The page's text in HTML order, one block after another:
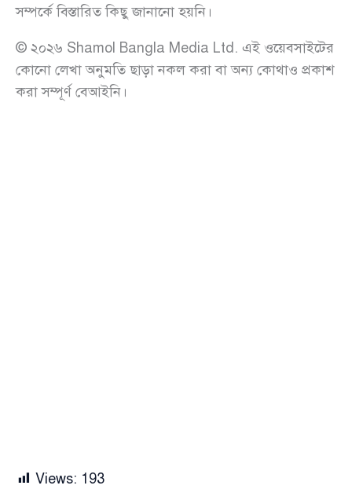
সম্পর্কে বিস্তারিত কিছু জানানো হয়নি।
© ২০২৬ Shamol Bangla Media Ltd. এই ওয়েবসাইটের
কোনো লেখা অনুমতি ছাড়া নকল করা বা অন্য কোথাও প্রকাশ
করা সম্পূর্ণ বেআইনি।
Views: 193